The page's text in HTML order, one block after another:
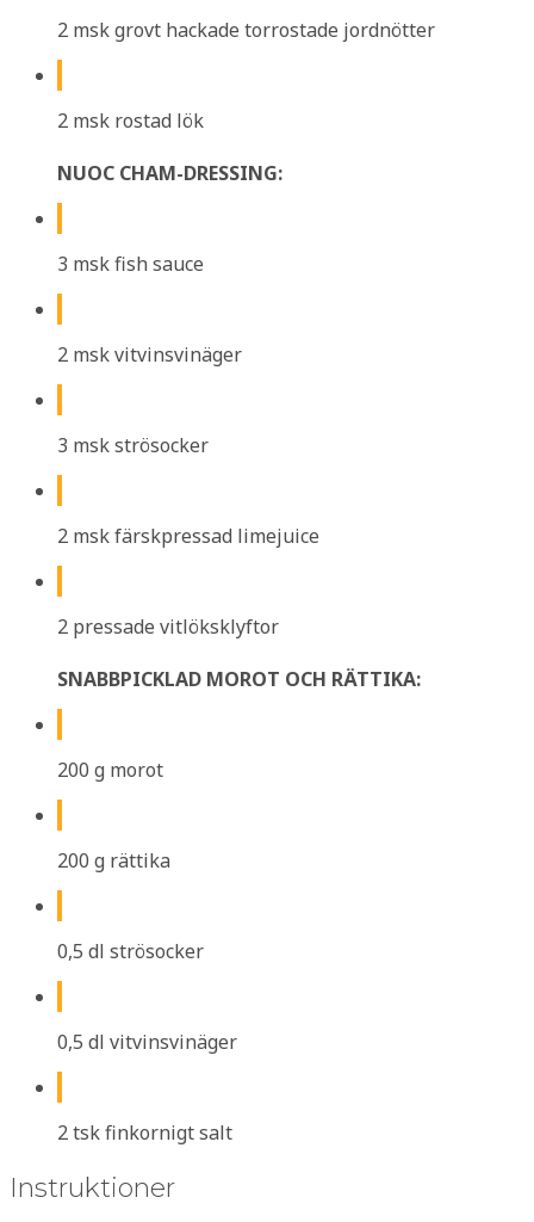
2 msk grovt hackade torrostade jordnötter
2 msk rostad lök
NUOC CHAM-DRESSING:
3 msk fish sauce
2 msk vitvinsvinäger
3 msk strösocker
2 msk färskpressad limejuice
2 pressade vitlöksklyftor
SNABBPICKLAD MOROT OCH RÄTTIKA:
200 g morot
200 g rättika
0,5 dl strösocker
0,5 dl vitvinsvinäger
2 tsk finkornigt salt
Instruktioner